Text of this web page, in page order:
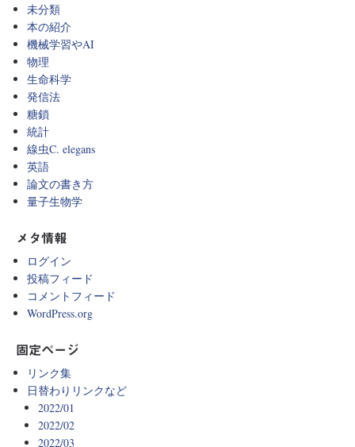
未分類
本の紹介
機械学習やAI
物理
生命科学
発信法
糖鎖
統計
線虫C. elegans
英語
論文の書き方
量子生物学
メタ情報
ログイン
投稿フィード
コメントフィード
WordPress.org
固定ページ
リンク集
日替わりリンクなど
2022/01
2022/02
2022/03